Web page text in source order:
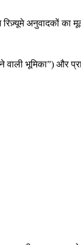
अनुवादकों का
भूमिका”) और